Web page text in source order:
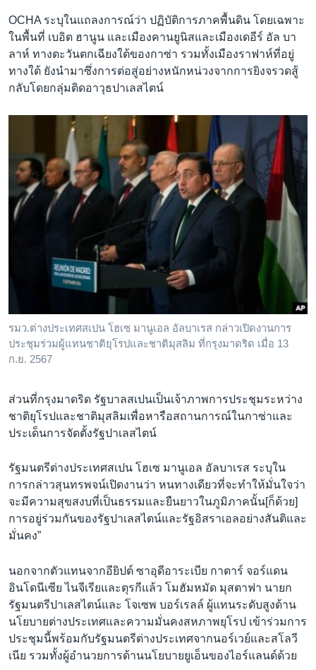
OCHA ระบุในแถลงการณ์ว่า ปฏิบัติการภาคพื้นดิน โดยเฉพาะ
ในพื้นที่ เบอิต ฮานูน และเมืองคานยูนิสและเมืองเดอีร์ อัล บา
ลาห์ ทางตะวันตกเฉียงใต้ของกาซ่า รวมทั้งเมืองราฟาห์ที่อยู่
ทางใต้ ยังนำมาซึ่งการต่อสู่อย่างหนักหน่วงจากการยิงจรวดสู้
กลับโดยกลุ่มติดอาวุธปาเลสไตน์
รมว.ต่างประเทศสเปน โฮเซ มานูเอล อัลบาเรส กล่าวเปิดงานการ
ประชุมร่วมผู้แทนชาติยุโรปและชาติมุสลิม ที่กรุงมาดริด เมื่อ 13
ก.ย. 2567
ส่วนที่กรุงมาดริด รัฐบาลสเปนเป็นเจ้าภาพการประชุมระหว่าง
ชาติยุโรปและชาติมุสลิมเพื่อหารือสถานการณ์ในกาซ่าและ
ประเด็นการจัดตั้งรัฐปาเลสไตน์
รัฐมนตรีต่างประเทศสเปน โฮเซ มานูเอล อัลบาเรส ระบุใน
การกล่าวสุนทรพจน์เปิดงานว่า หนทางเดียวที่จะทำให้มั่นใจว่า
จะมีความสุขสงบที่เป็นธรรมและยืนยาวในภูมิภาคนั้น[ก็ด้วย]
การอยู่ร่วมกันของรัฐปาเลสไตน์และรัฐอิสราเอลอย่างสันติและ
มั่นคง”
นอกจากตัวแทนจากอียิปต์ ซาอุดีอาระเบีย กาตาร์ จอร์แดน
อินโดนีเซีย ไนจีเรียและตุรกีแล้ว โมฮัมหมัด มุสตาฟา นายก
รัฐมนตรีปาเลสไตน์และ โจเซพ บอร์เรลล์ ผู้แทนระดับสูงด้าน
นโยบายต่างประเทศและความมั่นคงสหภาพยุโรป เข้าร่วมการ
ประชุมนี้พร้อมกับรัฐมนตรีต่างประเทศจากนอร์เวย์และสโลวี
เนีย รวมทั้งผู้อำนวยการด้านนโยบายยูเอ็นของไอร์แลนด์ด้วย